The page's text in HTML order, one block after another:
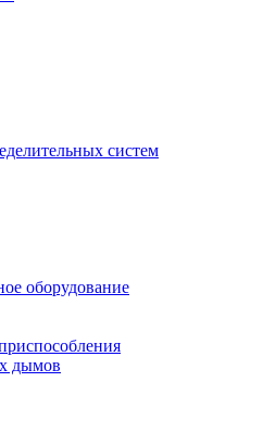
систем
оборудование
дымов